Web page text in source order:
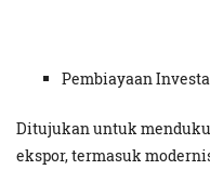
Pembiayaan
Ditujukan untuk
ekspor, termasuk